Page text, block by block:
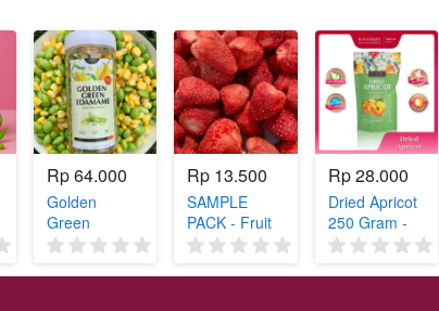
Rp 64.000
Golden
Green
Edamame -
Crunch &
Rp 13.500
SAMPLE
PACK - Fruit
Chips, Nuts,
Almond Milk -
Rp 28.000
Dried Apricot
250 Gram -
Fruit &
natural